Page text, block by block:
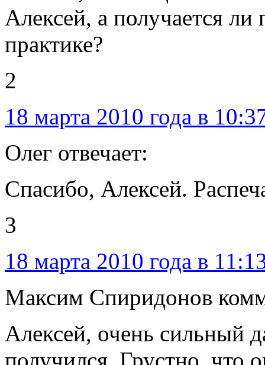
Алексей, а получается
практике?
2
18 марта 2010 года в
Олег отвечает:
Спасибо, Алексей.
3
18 марта 2010 года в
Максим Спиридонов
Алексей, очень сильный